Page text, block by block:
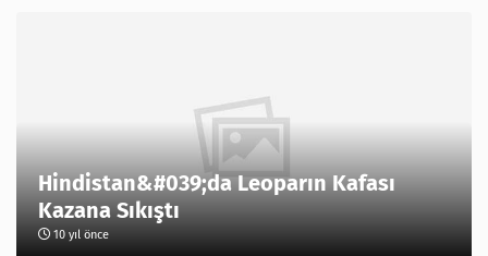
Hindistan&#039;da Leoparın Kafası
Kazana Sıkıştı
10 yıl önce